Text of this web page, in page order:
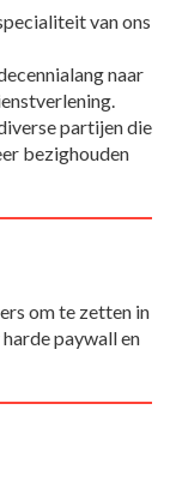
van ons
naar
partijen die
bezighouden
om te zetten in
paywall en